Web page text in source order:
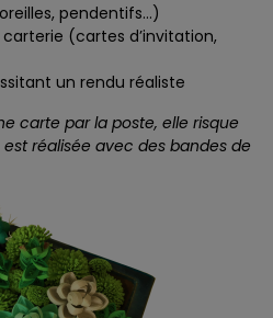
pendentifs…)
(cartes d’invitation,
un rendu réaliste
carte par la poste, elle risque
réalisée avec des bandes de